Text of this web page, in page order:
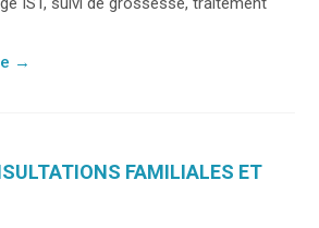
→
FAMILIALES ET